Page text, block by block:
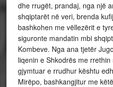
dhe rrugët, prandaj, nga një
shqiptarët në veri, brenda
bashkohen me vëllezërit e
siguronte mandatin mbi
Kombeve. Nga ana tjetër
liqenin e Shkodrës me
gjymtuar e rrudhur kështu
Mirëpo, bashkangjitur me